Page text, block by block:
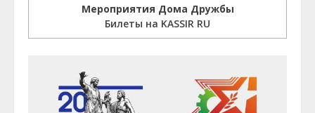
Мероприятия Дома Дружбы
Билеты на KASSIR RU